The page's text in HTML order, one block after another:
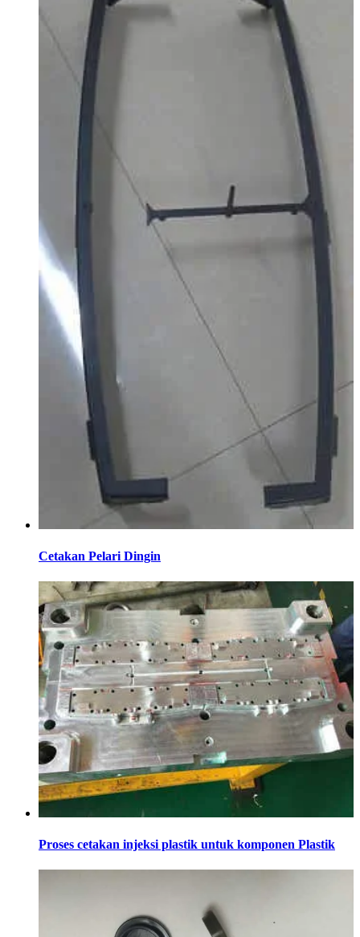
Cetakan Pelari Dingin
Proses cetakan injeksi plastik untuk komponen Plastik